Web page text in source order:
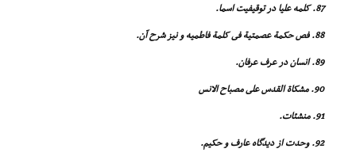
87. کلمه علیا در توقیفیت اسما.
88. فص حکمة عصمتیة فى کلمة فاطمیه و نیز شرح آن.
89. انسان در عرف عرفان.
90. مشکاة القدس على مصباح الانس
91. منشئات.
92. وحدت از دیدگاه عارف و حکیم.